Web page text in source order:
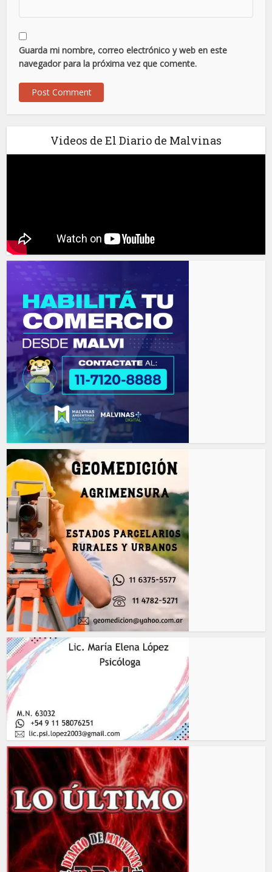
Guarda mi nombre, correo electrónico y web en este
navegador para la próxima vez que comente.
Videos de El Diario de Malvinas